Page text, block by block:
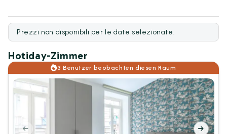
Prezzi non disponibili per le date selezionate.
Hotiday-Zimmer
3 Benutzer beobachten diesen Raum